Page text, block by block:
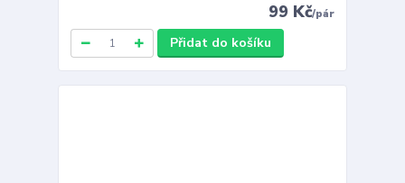
99 Kč/pár
Přidat do košíku